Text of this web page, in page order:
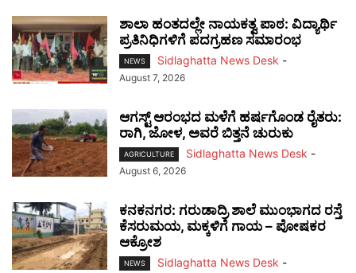
ಶಾಲಾ ಹಂತದಲ್ಲೇ ನಾಯಕತ್ವ ಪಾಠ: ವಿದ್ಯಾರ್ಥಿ
ಪ್ರತಿನಿಧಿಗಳಿಗೆ ಪದಗ್ರಹಣ ಸಮಾರಂಭ
NEWS Sidlaghatta News Desk -
August 7, 2026
ಆಗಸ್ಟ್ ಆರಂಭದ ಮಳೆಗೆ ಹರ್ಷಗೊಂಡ ರೈತರು:
ರಾಗಿ, ಜೋಳ, ಅವರೆ ಬಿತ್ತನೆ ಚುರುಕು
AGRICULTURE Sidlaghatta News Desk -
August 6, 2026
ಕನಕನಗರ: ಗರುಡಾದ್ರಿ ಶಾಲೆ ಮುಂಭಾಗದ ರಸ್ತೆ
ಕೆಸರುಮಯ, ಮಕ್ಕಳಿಗೆ ಗಾಯ – ಪೋಷಕರ
ಆಕ್ರೋಶ
NEWS Sidlaghatta News Desk -